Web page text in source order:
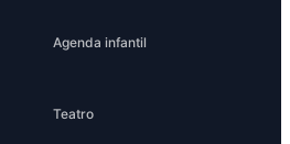
Agenda infantil
Teatro